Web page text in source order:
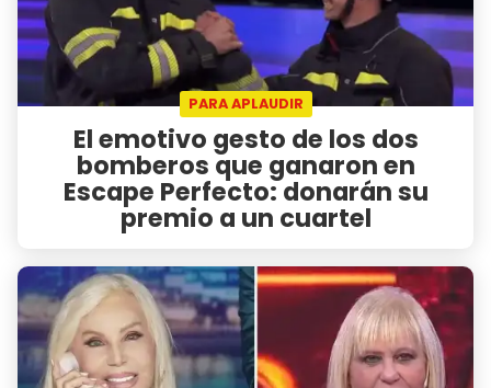
PARA APLAUDIR
El emotivo gesto de los dos
bomberos que ganaron en
Escape Perfecto: donarán su
premio a un cuartel